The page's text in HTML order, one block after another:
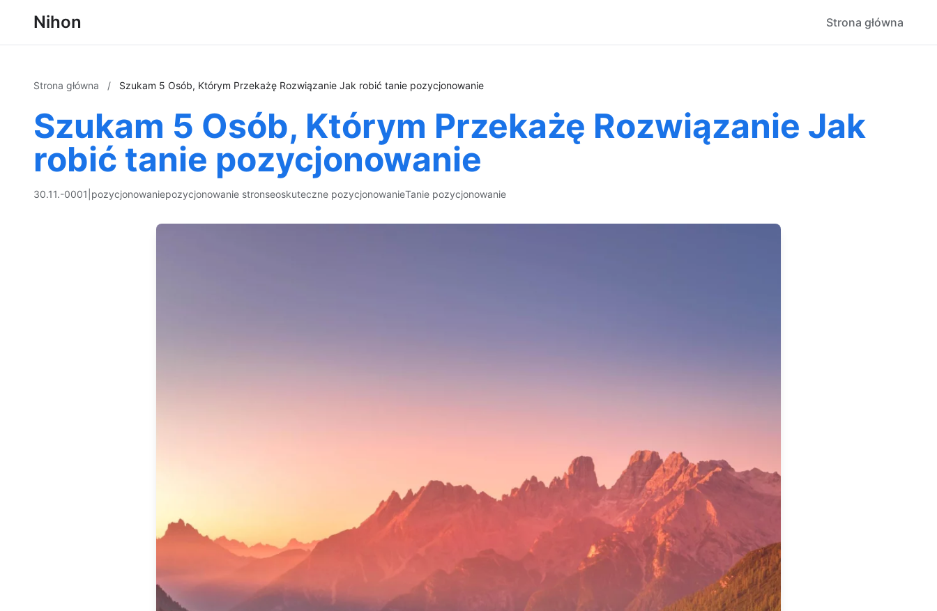
Nihon Strona główna
Strona główna / Szukam 5 Osób, Którym Przekażę Rozwiązanie Jak robić tanie pozycjonowanie
Szukam 5 Osób, Którym Przekażę Rozwiązanie Jak
robić tanie pozycjonowanie
30.11.-0001 pozycjonowaniepozycjonowanie stronseoskuteczne pozycjonowanieTanie pozycjonowanie